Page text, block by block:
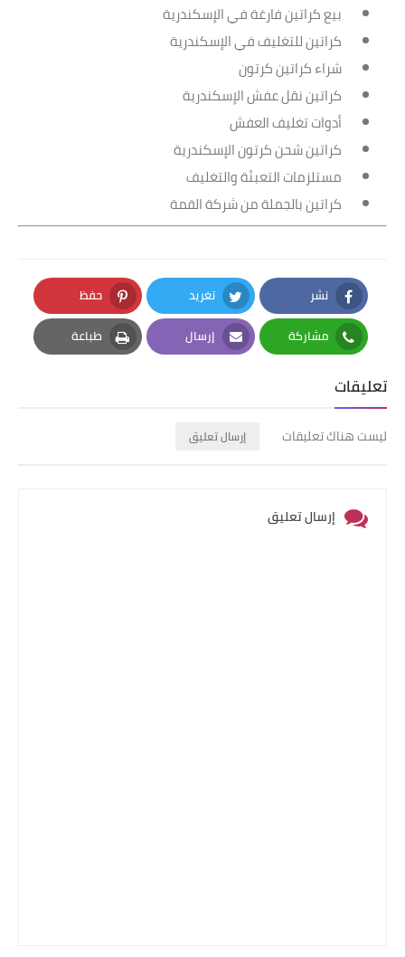
بيع كراتين فارغة في الإسكندرية
كراتين للتغليف في الإسكندرية
شراء كراتين كرتون
كراتين نقل عفش الإسكندرية
أدوات تغليف العفش
كراتين شحن كرتون الإسكندرية
مستلزمات التعبئة والتغليف
كراتين بالجملة من شركة القمة
نشر
Facebook
تغريد
Twitter
حفظ
Pinterest
مشاركة
Whatsapp
إرسال
Email
طباعة
Print
تعليقات
ليست هناك تعليقات إرسال تعليق
إرسال تعليق